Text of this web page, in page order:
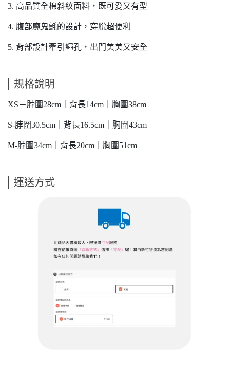
3. 高品質全棉斜紋面料，既可愛又有型
4. 腹部魔鬼氈的設計，穿脫超便利
5. 背部設計牽引繩孔，出門美美又安全
規格說明
XS－脖圍28cm｜背長14cm｜胸圍38cm
S-脖圍30.5cm｜背長16.5cm｜胸圍43cm
M-脖圍34cm｜背長20cm｜胸圍51cm
運送方式